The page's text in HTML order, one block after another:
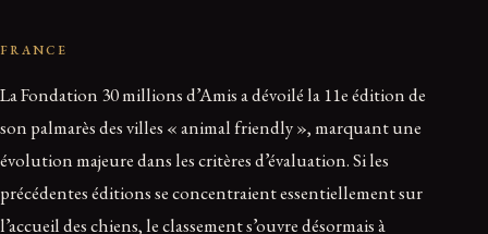
FRANCE
La Fondation 30 millions d’Amis a dévoilé la 11e édition de
son palmarès des villes « animal friendly », marquant une
évolution majeure dans les critères d’évaluation. Si les
précédentes éditions se concentraient essentiellement sur
l’accueil des chiens, le classement s’ouvre désormais à